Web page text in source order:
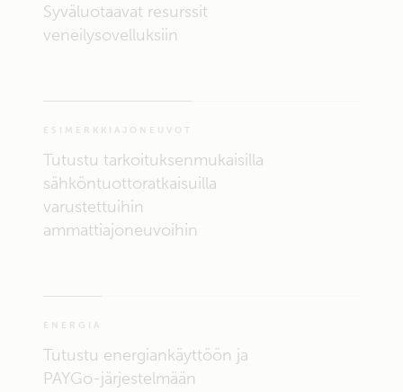
Syväluotaavat resurssit
veneilysovelluksiin
ESIMERKKIAJONEUVOT
Tutustu tarkoituksenmukaisilla
sähköntuottoratkaisuilla
varustettuihin
ammattiajoneuvoihin
ENERGIA
Tutustu energiankäyttöön ja
PAYGo-järjestelmään